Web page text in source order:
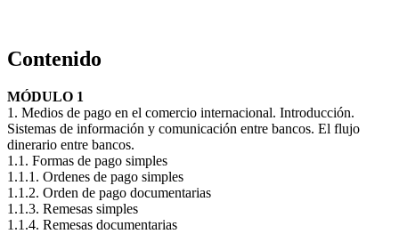
Contenido
MÓDULO 1
1. Medios de pago en el comercio internacional. Introducción.
Sistemas de información y comunicación entre bancos. El flujo
dinerario entre bancos.
1.1. Formas de pago simples
1.1.1. Ordenes de pago simples
1.1.2. Orden de pago documentarias
1.1.3. Remesas simples
1.1.4. Remesas documentarias